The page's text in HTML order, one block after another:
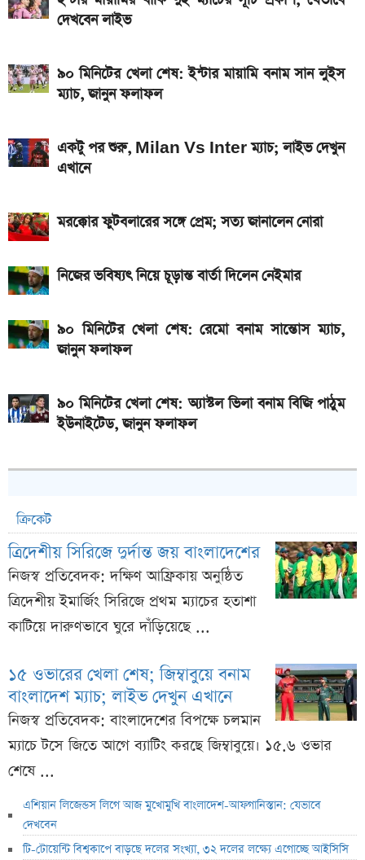
লাইভ
আজকের সকল দেশের টাকার রেট: ০৫ আগস্ট ২০২৬
দেখবেন লাইভ
৯০ মিনিটের খেলা শেষ: ইন্টার মায়ামি বনাম সান লুইস
ম্যাচ, জানুন ফলাফল
একটু পর শুরু, Milan Vs Inter ম্যাচ; লাইভ দেখুন
এখানে
মরক্কোর ফুটবলারের সঙ্গে প্রেম; সত্য জানালেন নোরা
নিজের ভবিষ্যৎ নিয়ে চূড়ান্ত বার্তা দিলেন নেইমার
৯০ মিনিটের খেলা শেষ: রেমো বনাম সান্তোস ম্যাচ,
জানুন ফলাফল
৯০ মিনিটের খেলা শেষ: অ্যাস্টল ভিলা বনাম বিজি পাঠুম
ইউনাইটেড, জানুন ফলাফল
ক্রিকেট
ত্রিদেশীয় সিরিজে দুর্দান্ত জয় বাংলাদেশের
নিজস্ব প্রতিবেদক: দক্ষিণ আফ্রিকায় অনুষ্ঠিত
ত্রিদেশীয় ইমার্জিং সিরিজে প্রথম ম্যাচের হতাশা
কাটিয়ে দারুণভাবে ঘুরে দাঁড়িয়েছে ...
১৫ ওভারের খেলা শেষ; জিম্বাবুয়ে বনাম
বাংলাদেশ ম্যাচ; লাইভ দেখুন এখানে
নিজস্ব প্রতিবেদক: বাংলাদেশের বিপক্ষে চলমান
ম্যাচে টসে জিতে আগে ব্যাটিং করছে জিম্বাবুয়ে। ১৫.৬ ওভার
শেষে ...
এশিয়ান লিজেন্ডস লিগে আজ মুখোমুখি বাংলাদেশ-আফগানিস্তান: যেভাবে
দেখবেন
টি-টোয়েন্টি বিশ্বকাপে বাড়ছে দলের সংখ্যা, ৩২ দলের লক্ষ্যে এগোচ্ছে আইসিসি